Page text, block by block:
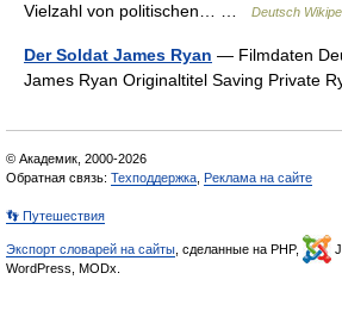
Vielzahl von politischen… …
Deutsch
Der Soldat James Ryan — Filmdaten
James Ryan Originaltitel Saving Private
© Академик, 2000-2026
Обратная связь: Техподдержка Реклама на сайте
👣 Путешествия
Экспорт словарей на сайты , сделанные на PHP,
WordPress, MODx.